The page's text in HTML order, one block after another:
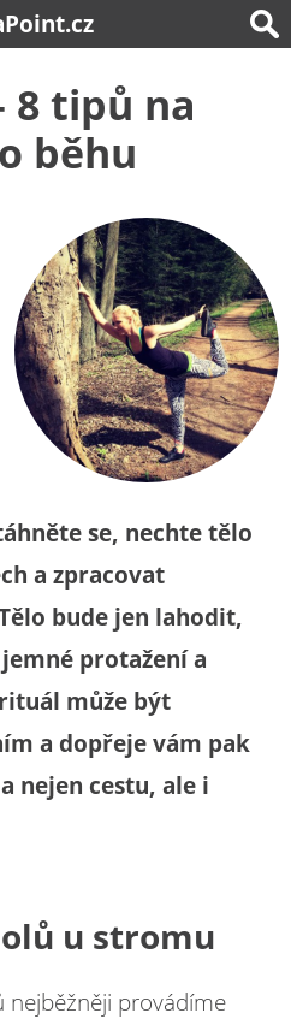
8 tipů na
běhu
se, nechte tělo
a zpracovat
bude jen lahodit,
protažení a
může být
a dopřeje vám pak
nejen cestu, ale i
u stromu
nejběžněji provádíme